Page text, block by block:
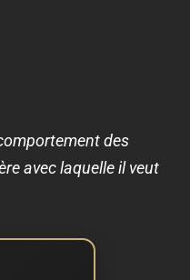
des
avec laquelle il veut